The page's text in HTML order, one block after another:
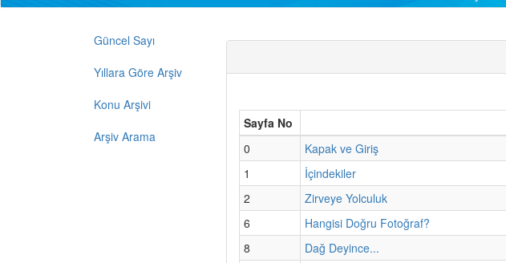
Güncel Sayı
Yıllara Göre Arşiv
Konu Arşivi
Arşiv Arama
Sayfa No
0
Kapak ve Giriş
1
İçindekiler
2
Zirveye Yolculuk
6
Hangisi Doğru Fotoğraf?
8
Dağ Deyince...